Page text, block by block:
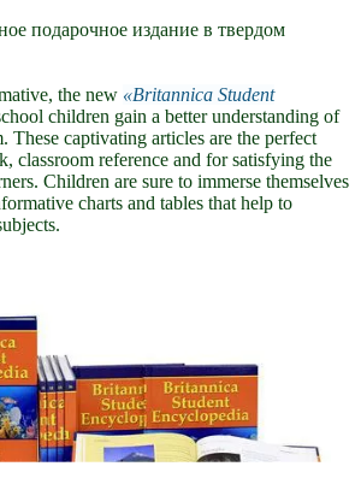
подарочное издание в твердом
the new
Britannica Student
children gain a better understanding of
These captivating articles are the perfect
classroom reference and for satisfying the
Children are sure to immerse themselves
charts and tables that help to